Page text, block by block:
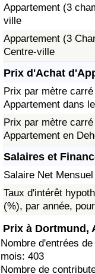
Appartement (3
ville
Appartement (3
Centre-ville
Prix d'Achat
Prix par mètre
Appartement dans
Prix par mètre
Appartement en
Salaires et
Salaire Net
Taux d'intérêt
(%), par année,
Prix à Dortmund,
Nombre d'entrées
mois: 403
Nombre de